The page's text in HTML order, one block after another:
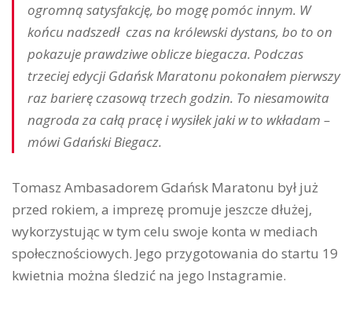
ogromną satysfakcję, bo mogę pomóc innym. W
końcu nadszedł czas na królewski dystans, bo to on
pokazuje prawdziwe oblicze biegacza. Podczas
trzeciej edycji Gdańsk Maratonu pokonałem pierwszy
raz barierę czasową trzech godzin. To niesamowita
nagroda za całą pracę i wysiłek jaki w to wkładam –
mówi Gdański Biegacz.
Tomasz Ambasadorem Gdańsk Maratonu był już
przed rokiem, a imprezę promuje jeszcze dłużej,
wykorzystując w tym celu swoje konta w mediach
społecznościowych. Jego przygotowania do startu 19
kwietnia można śledzić na jego Instagramie.